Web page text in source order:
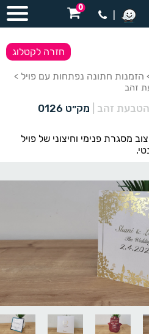
0
הזמנות חתונה נפתחות עם פויל >
זהב
זהב מק״ט 0126
חזרה לקטלוג
מסגרת פנימי וחיצוני של פויל